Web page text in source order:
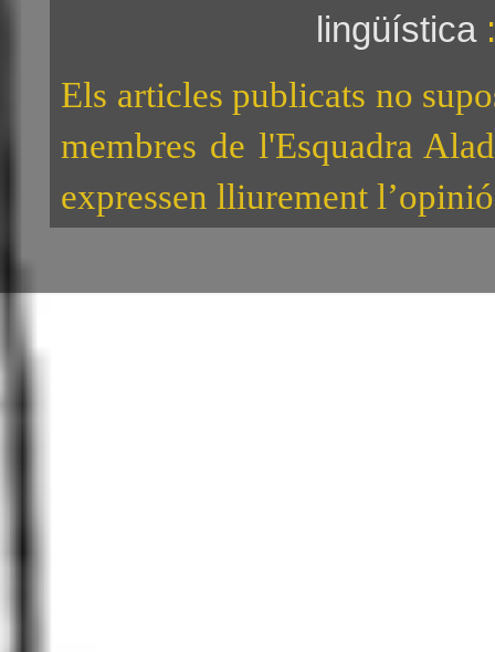
lingüística
Els articles publicats no
membres de l'Esquadra
expressen lliurement